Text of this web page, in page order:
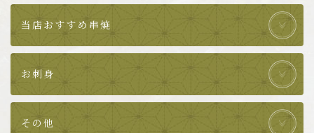
当店おすすめ串焼
お刺身
その他